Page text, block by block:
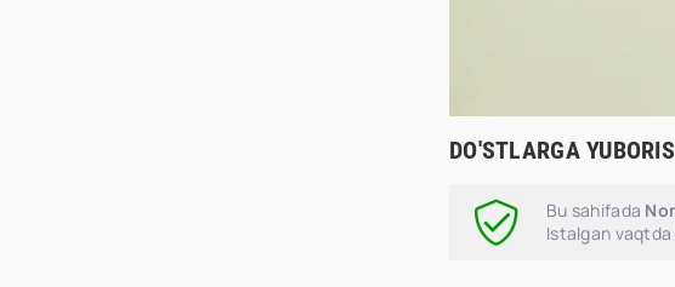
DO'STLARGA
Bu sahifada
Istalgan